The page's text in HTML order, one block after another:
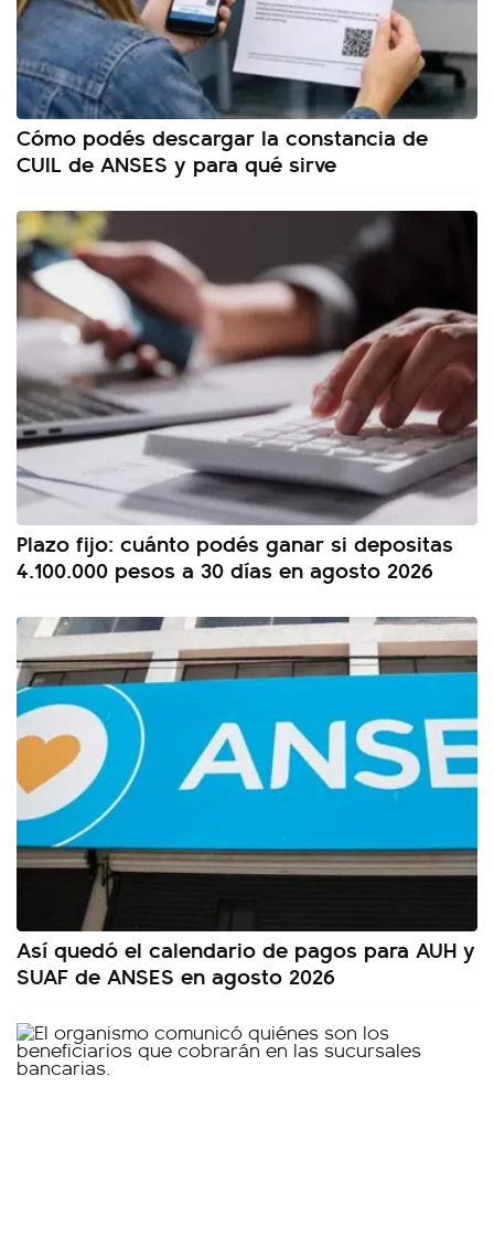
Cómo podés descargar la constancia de
CUIL de ANSES y para qué sirve
Plazo fijo: cuánto podés ganar si depositas
4.100.000 pesos a 30 días en agosto 2026
Así quedó el calendario de pagos para AUH y
SUAF de ANSES en agosto 2026